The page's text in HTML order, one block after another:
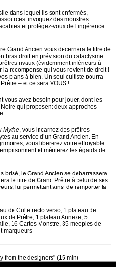
dans lequel ils sont enfermés,
invoquez des monstres
et protégez-vous de l’ingérence
Grand Ancien vous décernera le titre de
bras droit en prévision du cataclysme
rivaux (évidemment inférieurs à
la récompense qui vous revient de droit !
plans à bien. Un seul cultiste pourra
– et ce sera VOUS !
vous avez besoin pour jouer, dont les
qui proposent deux approches
Mythe, vous incarnez des prêtres
au service d’un Grand Ancien. En
vous libérerez votre effroyable
et mériterez les égards de
brisé, le Grand Ancien se débarrassera
le titre de Grand Prêtre à celui de ses
lui permettant ainsi de remporter la
de Culte recto verso, 1 plateau de
de Prêtre, 1 plateau Annexe, 5
16 Cartes Monstre, 35 meeples de
marqueurs
from the designers" (15 min)